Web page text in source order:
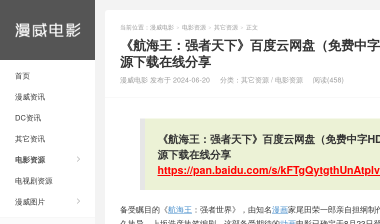
首页
漫威资讯
DC资讯
其它资讯
电影资源
电视剧资源
漫威图片
当前位置： 漫威电影 > 电影资源 > 其它资源 > 正文
《航海王：强者天下》百度云网盘（免费中
源下载在线分享
漫威电影 发布于 2024-06-20 分类： 其它资源 / 电影资源 阅读(458)
《航海王：强者天下》百度云网盘（免费中字
源下载在线分享
https://pan.baidu.com/s/
备受瞩目的《航海王 ：强者世界》，由知名漫画家尾田荣一郎亲自担纲制